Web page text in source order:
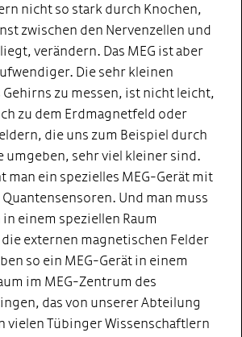
nicht so stark durch Knochen,
zwischen den Nervenzellen und
verändern. Das MEG ist aber
Die sehr kleinen
zu messen, ist nicht leicht,
zu dem Erdmagnetfeld oder
die uns zum Beispiel durch
umgeben, sehr viel kleiner sind.
man ein spezielles MEG-Gerät mit
Und man muss
einem speziellen Raum
externen magnetischen Felder
so ein MEG-Gerät in einem
im MEG-Zentrum des
das von unserer Abteilung
vielen Tübinger Wissenschaftlern